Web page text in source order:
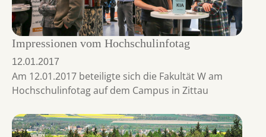
Impressionen vom Hochschulinfotag
12.01.2017
Am 12.01.2017 beteiligte sich die Fakultät W am
Hochschulinfotag auf dem Campus in Zittau